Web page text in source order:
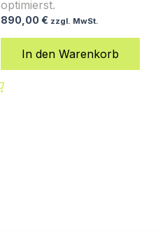
optimierst.
890,00€ zzgl. MwSt.
In den Warenkorb